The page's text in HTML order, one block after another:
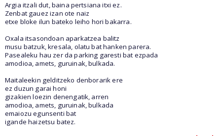
Argia itzali dut, baina pertsiana itxi ez.
Zenbat gauez izan ote naiz
etxe bloke ilun bateko leiho hori bakarra.
Oxala itsasondoan aparkatzea balitz
musu batzuk, kresala, olatu bat hanken parera.
Pasealeku hau zer da parking garesti bat ezpada
amodioa, amets, guruinak, bulkada.
Maitaleekin gelditzeko denborarik ere
ez duzun garai honi
gizakien loezin denengatik, arren
amodioa, amets, guruinak, bulkada
emaiozu egunsenti bat
igande haizetsu batez.